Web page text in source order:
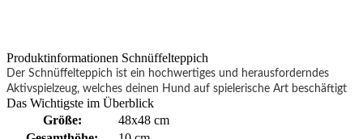
Produktinformationen Schnüffelteppich
Der Schnüffelteppich ist ein hochwertiges und herausforderndes
Aktivspielzeug, welches deinen Hund auf spielerische Art beschäftigt
Das Wichtigste im Überblick
Größe:
48x48 cm